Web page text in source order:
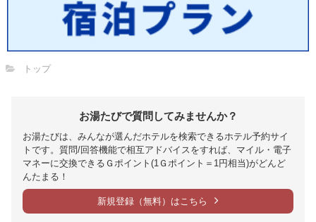
トップ
お湯たびで質問してみませんか？
お湯たびは、みんなが選んだホテルを検索できるホテル予約サイ
トです。質問/回答機能で相互アドバイスをすれば、マイル・電子
マネーに交換できるＧポイント(1Ｇポイント＝1円相当)がどんど
んたまる！
新規登録（無料）はこちら